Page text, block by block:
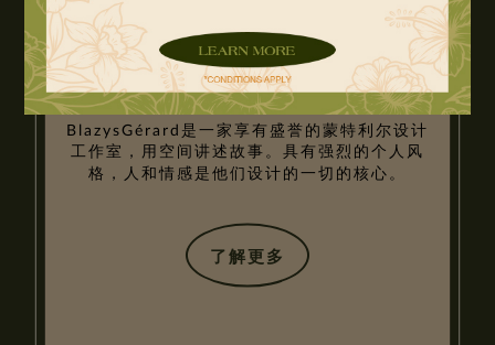
BLAZYSGÉRARD
BlazysGérard是一家享有盛誉的蒙特利尔设计
工作室，用空间讲述故事。具有强烈的个人风
格，人和情感是他们设计的一切的核心。
了解更多